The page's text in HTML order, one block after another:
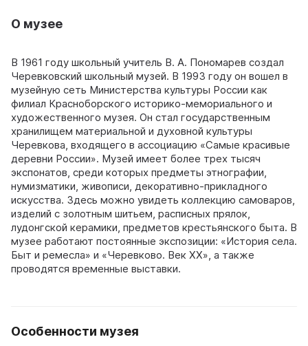
О музее
В 1961 году школьный учитель В. А. Пономарев создал
Черевковский школьный музей. В 1993 году он вошел в
музейную сеть Министерства культуры России как
филиал Красноборского историко-мемориального и
художественного музея. Он стал государственным
хранилищем материальной и духовной культуры
Черевкова, входящего в ассоциацию «Самые красивые
деревни России». Музей имеет более трех тысяч
экспонатов, среди которых предметы этнографии,
нумизматики, живописи, декоративно-прикладного
искусства. Здесь можно увидеть коллекцию самоваров,
изделий с золотным шитьем, расписных прялок,
лудонгской керамики, предметов крестьянского быта. В
музее работают постоянные экспозиции: «История села.
Быт и ремесла» и «Черевково. Век ХХ», а также
проводятся временные выставки.
Особенности музея